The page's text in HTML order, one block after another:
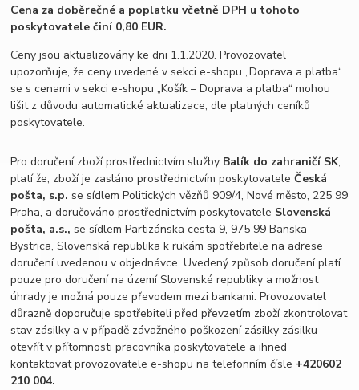
Cena za doběrečné a poplatku včetně DPH u tohoto
poskytovatele činí 0,80 EUR.
Ceny jsou aktualizovány ke dni 1.1.2020. Provozovatel
upozorňuje, že ceny uvedené v sekci e-shopu „Doprava a platba“
se s cenami v sekci e-shopu „Košík – Doprava a platba“ mohou
lišit z důvodu automatické aktualizace, dle platných ceníků
poskytovatele.
Pro doručení zboží prostřednictvím služby Balík do zahraničí SK,
platí že, zboží je zasláno prostřednictvím poskytovateleČeská
pošta, s.p. se sídlem Politických vězňů 909/4, Nové město, 225 99
Praha, a doručováno prostřednictvím poskytovatele Slovenská
pošta, a.s., se sídlem Partizánska cesta 9, 975 99 Banska
Bystrica, Slovenská republika k rukám spotřebitele na adrese
doručení uvedenou v objednávce. Uvedený způsob doručení platí
pouze pro doručení na území Slovenské republiky a možnost
úhrady je možná pouze převodem mezi bankami. Provozovatel
důrazně doporučuje spotřebiteli před převzetím zboží zkontrolovat
stav zásilky a v případě závažného poškození zásilky zásilku
otevřít v přítomnosti pracovníka poskytovatele a ihned
kontaktovat provozovatele e-shopu na telefonním čísle +420602
210 004.